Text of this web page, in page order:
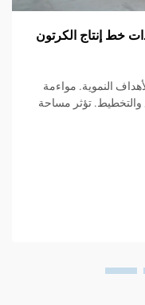
خط إنتاج الكرتون
النموية. مواءمة
والتخطيط. تؤثر مساحة